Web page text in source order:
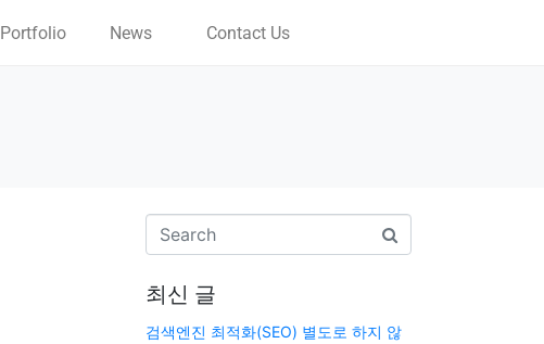
Portfolio News Contact Us
최신 글
검색엔진 최적화(SEO) 별도로 하지 않